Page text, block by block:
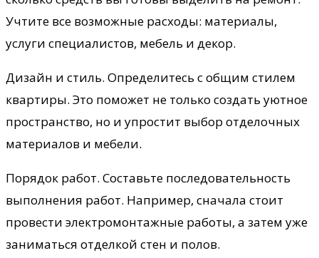
Учтите все возможные расходы: материалы,
услуги специалистов, мебель и декор.
Дизайн и стиль. Определитесь с общим стилем
квартиры. Это поможет не только создать уютное
пространство, но и упростит выбор отделочных
материалов и мебели.
Порядок работ. Составьте последовательность
выполнения работ. Например, сначала стоит
провести электромонтажные работы, а затем уже
заниматься отделкой стен и полов.